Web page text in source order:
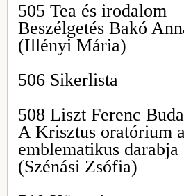
505 Tea és irodalom
Beszélgetés Bakó
(Illényi Mária)
506 Sikerlista
508 Liszt Ferenc
A Krisztus oratórium
emblematikus darabja
(Szénási Zsófia)